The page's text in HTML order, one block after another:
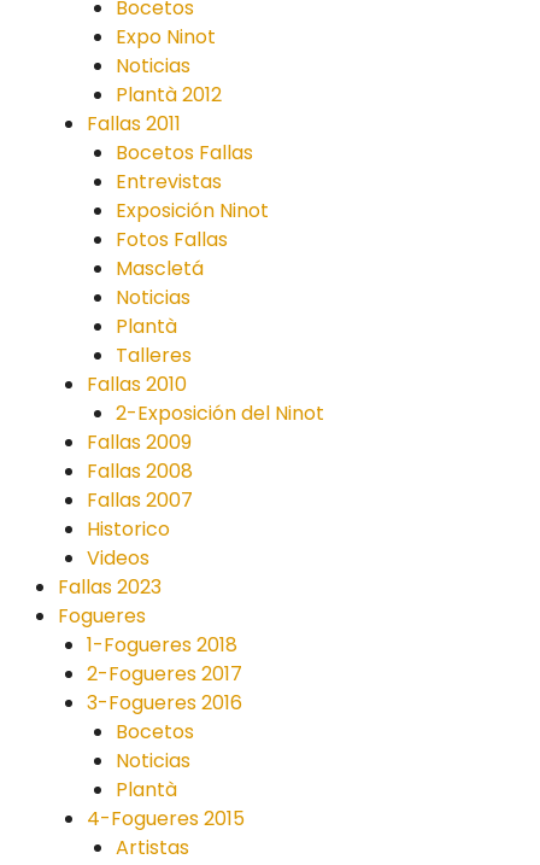
Bocetos
Expo Ninot
Noticias
Plantà 2012
Fallas 2011
Bocetos Fallas
Entrevistas
Exposición Ninot
Fotos Fallas
Mascletá
Noticias
Plantà
Talleres
Fallas 2010
2-Exposición del Ninot
Fallas 2009
Fallas 2008
Fallas 2007
Historico
Videos
Fallas 2023
Fogueres
1-Fogueres 2018
2-Fogueres 2017
3-Fogueres 2016
Bocetos
Noticias
Plantà
4-Fogueres 2015
Artistas